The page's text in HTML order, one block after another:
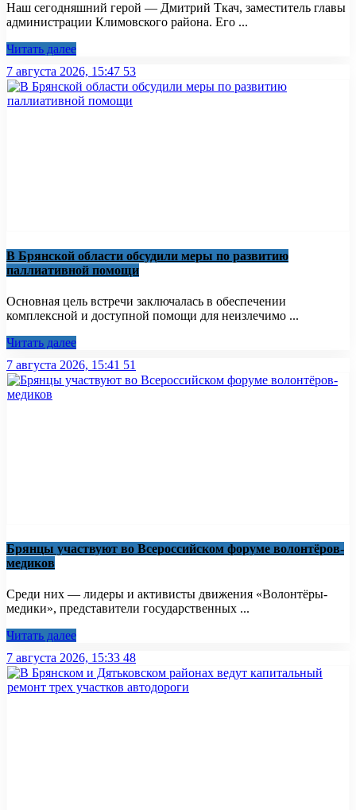
Наш сегодняшний герой — Дмитрий Ткач, заместитель главы
администрации Климовского района. Его ...
Читать далее
7 августа 2026, 15:47 53
В Брянской области обсудили меры по развитию
паллиативной помощи
Основная цель встречи заключалась в обеспечении
комплексной и доступной помощи для неизлечимо ...
Читать далее
7 августа 2026, 15:41 51
Брянцы участвуют во Всероссийском форуме волонтёров-
медиков
Среди них — лидеры и активисты движения «Волонтёры-
медики», представители государственных ...
Читать далее
7 августа 2026, 15:33 48